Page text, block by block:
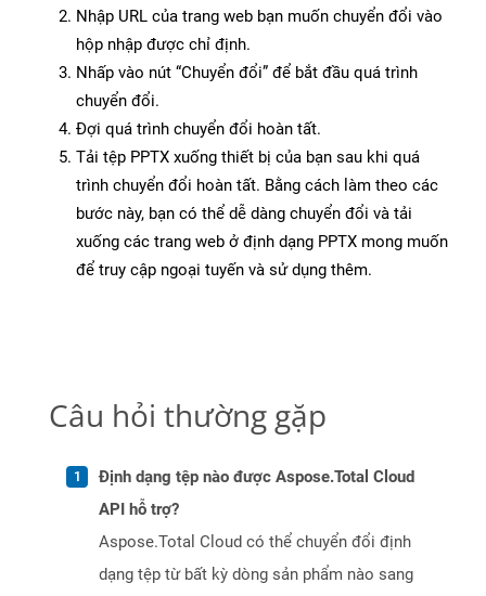
Nhập URL của trang web bạn muốn chuyển đổi vào
hộp nhập được chỉ định.
Nhấp vào nút “Chuyển đổi” để bắt đầu quá trình
chuyển đổi.
Đợi quá trình chuyển đổi hoàn tất.
Tải tệp PPTX xuống thiết bị của bạn sau khi quá
trình chuyển đổi hoàn tất. Bằng cách làm theo các
bước này, bạn có thể dễ dàng chuyển đổi và tải
xuống các trang web ở định dạng PPTX mong muốn
để truy cập ngoại tuyến và sử dụng thêm.
Câu hỏi thường gặp
Định dạng tệp nào được Aspose.Total Cloud
API hỗ trợ?
Aspose.Total Cloud có thể chuyển đổi định
dạng tệp từ bất kỳ dòng sản phẩm nào sang